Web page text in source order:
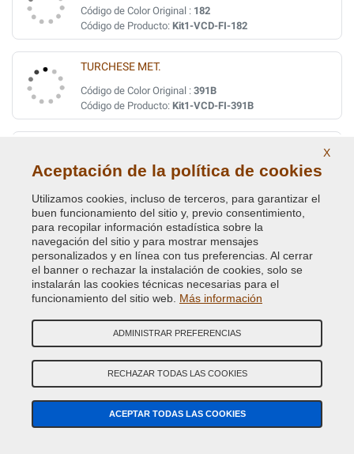
Código de Color Original : 182
Código de Producto: Kit1-VCD-FI-182
TURCHESE MET.
Código de Color Original : 391B
Código de Producto: Kit1-VCD-FI-391B
Código de Color Original : 352
VERDE DERBY METALLESCEN.
Código de Color Original :
Código de Producto:Kit1-VCD-FI-340
VERDE DIESEL MET.
Código de Color Original :370A
Código de Producto:Kit1-VCD-FI-370A
VERDE DIESEL MET.
Código de Color Original :370/09
Código de Producto:Kit1-VCD-FI-370/09
X
Aceptación de la política de cookies
Utilizamos cookies, incluso de terceros, para garantizar el
buen funcionamiento del sitio y, previo consentimiento,
para recopilar información estadística sobre la
navegación del sitio y para mostrar mensajes
personalizados y en línea con tus preferencias. Al cerrar
el banner o rechazar la instalación de cookies, solo se
instalarán las cookies técnicas necesarias para el
funcionamiento del sitio web. Más información
ADMINISTRAR PREFERENCIAS
RECHAZAR TODAS LAS COOKIES
ACEPTAR TODAS LAS COOKIES